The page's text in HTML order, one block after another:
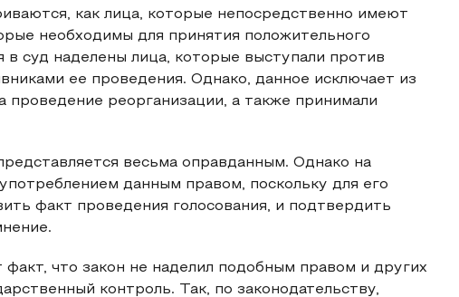
как лица, которые непосредственно имеют
необходимы для принятия положительного
суд наделены лица, которые выступали против
ее проведения. Однако, данное исключает из
проведение реорганизации, а также принимали
весьма оправданным. Однако на
данным правом, поскольку для его
факт проведения голосования, и подтвердить
что закон не наделил подобным правом и других
контроль. Так, по законодательству,